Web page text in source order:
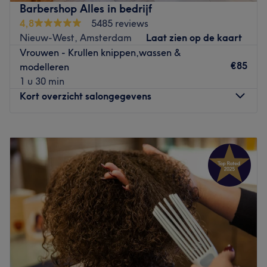
gewerkt, kent ze alle kneepjes van het kappersvak. Zelmy
is verder ook gespecialiseerd in het knippen van krullend
haar en daarnaast beheerst ze ook de technieken voor
het snijden van Europees haar. Bij La Lopez Palace ben je
hoe dan ook verzekerd van mooi geknipt en gestyled
haar.
Go to venue
Barbershop Alles in bedrijf
4,8
5485 reviews
Nieuw-West, Amsterdam
Laat zien op de kaart
Vrouwen - Krullen knippen,wassen &
modelleren
1 u 30 min
€85
Kort overzicht salongegevens
Dinsdag
10:00
21:00
Woensdag
21:00
Donderdag
10:00 –21:00
Vrijdag
10:00–
21:00
Zaterdag
10:00–21:00
Zondag
12:00 21:00
Barbershop Alles in Bedrijf Amsterdam
BijBarbershop Alles in Bedrijf in Amsterdam kun je